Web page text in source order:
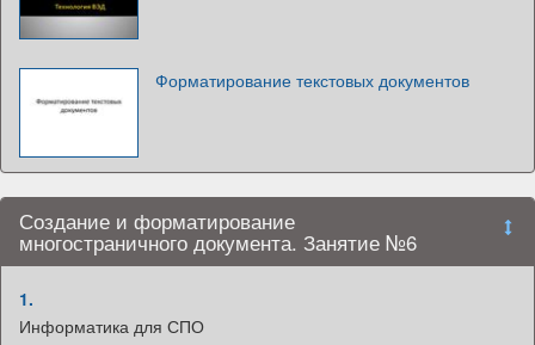
Форматирование текстовых документов
Создание и форматирование
многостраничного документа. Занятие №6
1.
Информатика для СПО